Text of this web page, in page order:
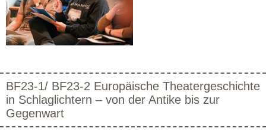
BF23-1/ BF23-2 Europäische Theatergeschichte
in Schlaglichtern – von der Antike bis zur
Gegenwart